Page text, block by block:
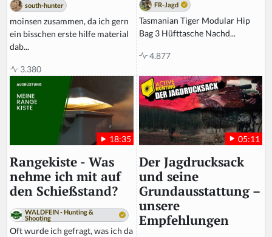
south-hunter
moinsen zusammen, da ich gern
ein bisschen erste hilfe material
dab...
3.380
FR-Jagd
Tasmanian Tiger Modular Hip
Bag 3 Hüfttasche Nachd...
4.877
18:35
Rangekiste - Was
nehme ich mit auf
den Schießstand?
WALDFEIN - Hunting &
Shooting
Oft wurde ich gefragt, was ich da
05:11
Der Jagdrucksack
und seine
Grundausstattung –
unsere
Empfehlungen